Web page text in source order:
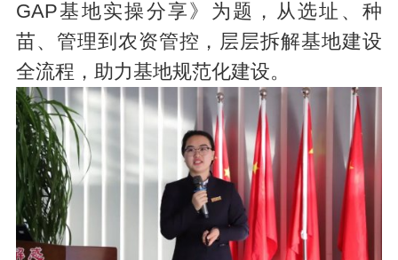
GAP基地实操分享》为题，从选址、种
苗、管理到农资管控，层层拆解基地建设
全流程，助力基地规范化建设。